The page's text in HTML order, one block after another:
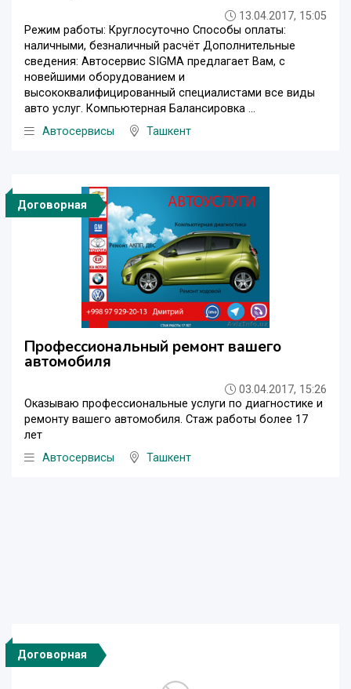
13.04.2017, 15:05
Режим работы: Круглосуточно Способы оплаты:
наличными, безналичный расчёт Дополнительные
сведения: Автосервис SIGMA предлагает Вам, с
новейшими оборудованием и
высококвалифицированный специалистами все виды
авто услуг. Компьютерная Балансировка ...
Автосервисы
Ташкент
Договорная
Профессиональный ремонт вашего
автомобиля
03.04.2017, 15:26
Оказываю профессиональные услуги по диагностике и
ремонту вашего автомобиля. Стаж работы более 17
лет
Автосервисы
Ташкент
Договорная